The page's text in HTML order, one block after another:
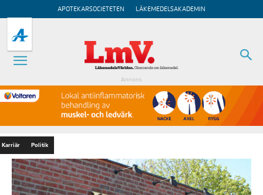
APOTEKARSOCIETETEN LÄKEMEDELSAKADEMIN
Annons
Karriär Politik